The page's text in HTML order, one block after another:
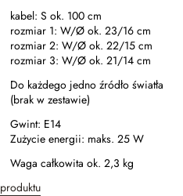
kabel: S ok. 100 cm
rozmiar 1: W/Ø ok. 23/16 cm
rozmiar 2: W/Ø ok. 22/15 cm
rozmiar 3: W/Ø ok. 21/14 cm
Do każdego jedno źródło światła
(brak w zestawie)
Gwint: E14
Zużycie energii: maks. 25 W
Waga całkowita ok. 2,3 kg